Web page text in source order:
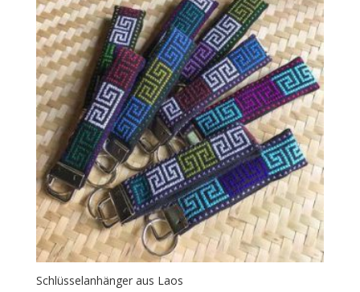
Schlüsselanhänger aus Laos